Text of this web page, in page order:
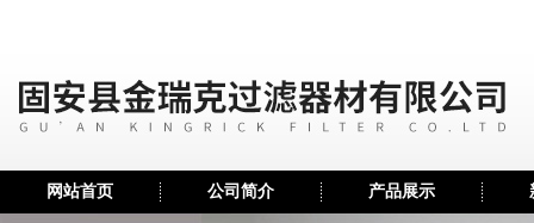
网站首页 公司简介 产品展示